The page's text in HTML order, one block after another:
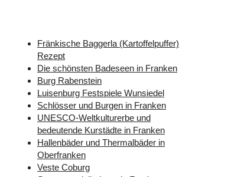
Fränkische Baggerla (Kartoffelpuffer)
Rezept
Die schönsten Badeseen in Franken
Burg Rabenstein
Luisenburg Festspiele Wunsiedel
Schlösser und Burgen in Franken
UNESCO-Weltkulturerbe und
bedeutende Kurstädte in Franken
Hallenbäder und Thermalbäder in
Oberfranken
Veste Coburg